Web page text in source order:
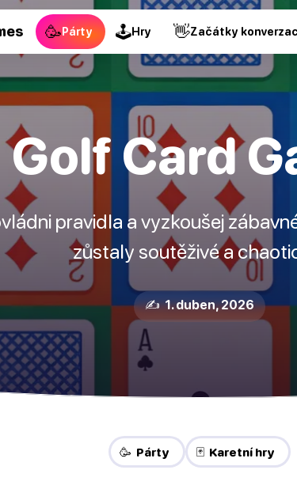
🥳Párty 🕹Hry 👋Začátky
Golf Card
pravidla a vyzkoušej
zůstaly soutěživé a
✍️ 1. duben, 2026
🥳 Párty 🃏 Karetní hry